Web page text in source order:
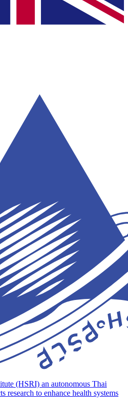
(HSRI) an autonomous Thai
research to enhance health systems